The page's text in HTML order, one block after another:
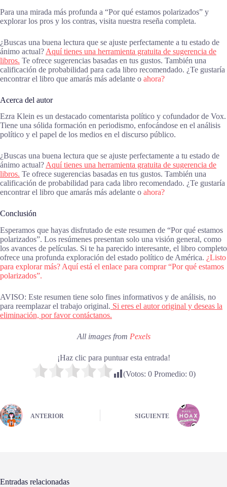
Para una mirada más profunda a “Por qué estamos polarizados” y
explorar los pros y los contras, visita nuestra reseña completa.
¿Buscas una buena lectura que se ajuste perfectamente a tu estado de
ánimo actual? Aquí tienes una herramienta gratuita de sugerencia de
libros. Te ofrece sugerencias basadas en tus gustos. También una
calificación de probabilidad para cada libro recomendado. ¿Te gustaría
encontrar el libro que amarás más adelante o ahora?
Acerca del autor
Ezra Klein es un destacado comentarista político y cofundador de Vox.
Tiene una sólida formación en periodismo, enfocándose en el análisis
político y el papel de los medios en el discurso público.
¿Buscas una buena lectura que se ajuste perfectamente a tu estado de
ánimo actual? Aquí tienes una herramienta gratuita de sugerencia de
libros. Te ofrece sugerencias basadas en tus gustos. También una
calificación de probabilidad para cada libro recomendado. ¿Te gustaría
encontrar el libro que amarás más adelante o ahora?
Conclusión
Esperamos que hayas disfrutado de este resumen de “Por qué estamos
polarizados”. Los resúmenes presentan solo una visión general, como
los avances de películas. Si te ha parecido interesante, el libro completo
ofrece una profunda exploración del estado político de América. ¿Listo
para explorar más? Aquí está el enlace para comprar “Por qué estamos
polarizados”.
AVISO: Este resumen tiene solo fines informativos y de análisis, no
para reemplazar el trabajo original. Si eres el autor original y deseas la
eliminación, por favor contáctanos.
All images from Pexels
¡Haz clic para puntuar esta entrada!
(Votos: 0Promedio: 0)
ANTERIOR SIGUIENTE
Entradas relacionadas